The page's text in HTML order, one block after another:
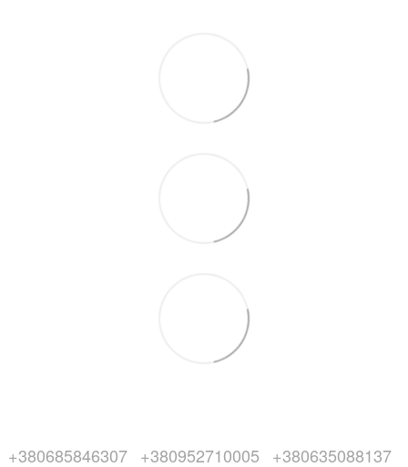
+380685846307 +380952710005 +380635088137